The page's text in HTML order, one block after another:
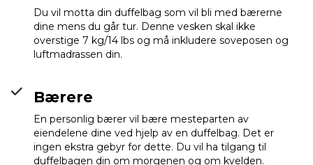
Du vil motta din duffelbag som vil bli med bærerne
dine mens du går tur. Denne vesken skal ikke
overstige 7 kg/14 lbs og må inkludere soveposen og
luftmadrassen din.
Bærere
En personlig bærer vil bære mesteparten av
eiendelene dine ved hjelp av en duffelbag. Det er
ingen ekstra gebyr for dette. Du vil ha tilgang til
duffelbagen din om morgenen og om kvelden.